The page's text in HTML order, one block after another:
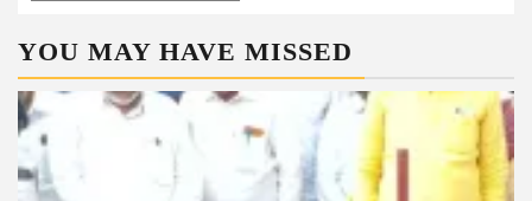
YOU MAY HAVE MISSED